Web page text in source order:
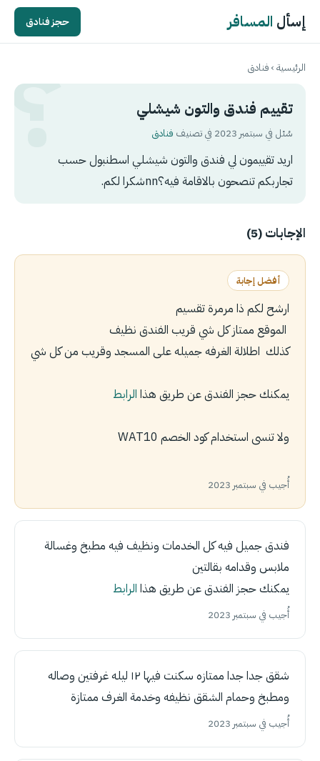
إسأل المسافر حجز فنادق
الرئيسية›فنادق
تقييم فندق والتون شيشلي
سُئل في سبتمبر 2023 في تصنيف فنادق
اريد تقييمون لي فندق والتون شيشلي اسطنبول حسب
تجاربكم تنصحون بالاقامة فيه؟nnشكرا لكم.
الإجابات (5)
أفضل إجابة
ارشح لكم ذا مرمرة تقسيم
الموقع ممتاز كل شي قريب الفندق نظيف
كذلك اطلالة الغرفه جميله على المسجد وقريب من كل شي
يمكنك حجز الفندق عن طريق هذا الرابط
ولا تنسى استخدام كود الخصم WAT10
أُجيب في سبتمبر 2023
فندق جميل فيه كل الخدمات ونظيف فيه مطبخ وغسالة
ملابس وقدامه بقالتين
يمكنك حجز الفندق عن طريق هذا الرابط
أُجيب في سبتمبر 2023
شقق جدا جدا ممتازه سكنت فيها ١٢ ليله غرفتين وصاله
ومطبخ وحمام الشقق نظيفه وخدمة الغرف ممتازة
أُجيب في سبتمبر 2023